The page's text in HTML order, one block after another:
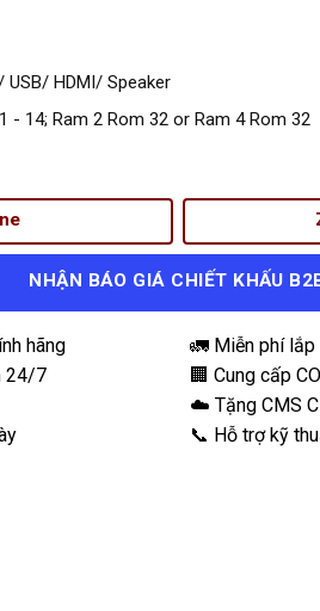
USB/ HDMI/ Speaker
- 14; Ram 2 Rom 32 or Ram 4 Rom 32
NHẬN BÁO GIÁ CHIẾT KHẤU
hãng
24/7
🚛 Miễn phí
🏢 Cung cấp
☁️ Tặng CMS
📞 Hỗ trợ kỹ